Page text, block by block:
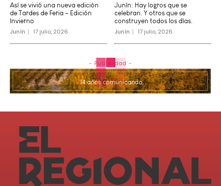
Así se vivió una nueva edición
de Tardes de Feria – Edición
Invierno
Junín 17 julio, 2026
Junín: Hay logros que se
celebran. Y otros que se
construyen todos los días.
Junín 17 julio, 2026
- Publicidad -